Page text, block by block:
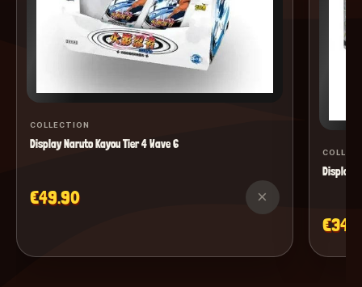
COLLECTION
Display Naruto Kayou Tier 4 Wave 6
€49.90 ×
Display